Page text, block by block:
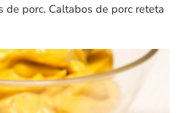
de porc. Caltabos de porc reteta